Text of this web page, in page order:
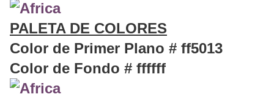
PALETA DE COLORES
Color de Primer Plano # ff5013
Color de Fondo # ffffff